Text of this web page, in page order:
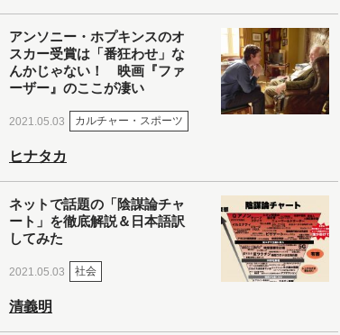
アンソニー・ホプキンスのオ
スカー受賞は「番狂わせ」な
んかじゃない！ 映画『ファ
ーザー』のここが凄い
2021.05.03 カルチャー・スポーツ
ヒナタカ
ネットで話題の「陰謀論チャ
ート」を徹底解説＆日本語訳
してみた
2021.05.03 社会
清義明